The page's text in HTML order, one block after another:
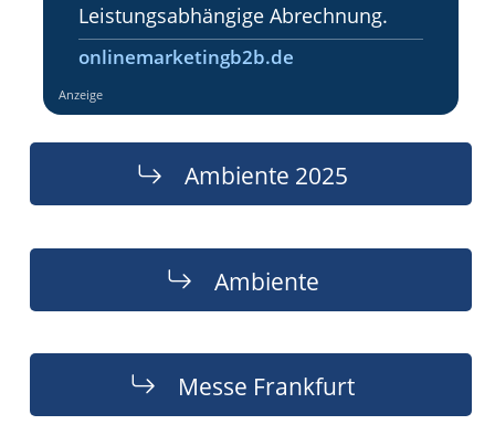
Leistungsabhängige Abrechnung.
onlinemarketingb2b.de
Anzeige
Ambiente 2025
Ambiente
Messe Frankfurt